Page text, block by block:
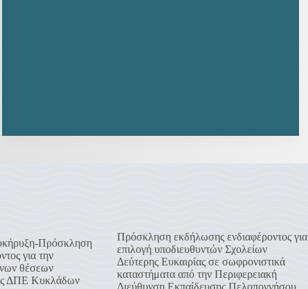
Πρόσκληση
για την
θέσεων
ΔΠΕ Κυκλάδων
Πρόσκληση εκδήλωσης ενδιαφέροντος για
επιλογή υποδιευθυντών Σχολείων
Δεύτερης Ευκαιρίας σε σωφρονιστικά
καταστήματα από την Περιφερειακή
Διεύθυνση Εκπαίδευσης Πελοποννήσου